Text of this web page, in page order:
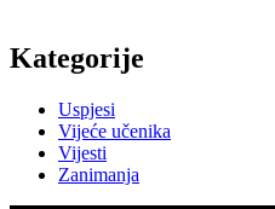
Kategorije
Uspjesi
Vijeće učenika
Vijesti
Zanimanja